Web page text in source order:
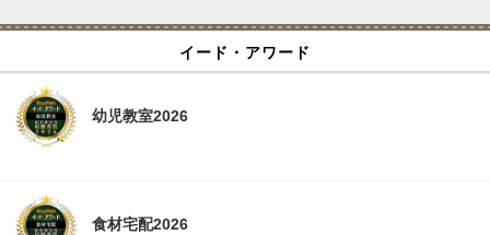
イード・アワード
幼児教室2026
食材宅配2026